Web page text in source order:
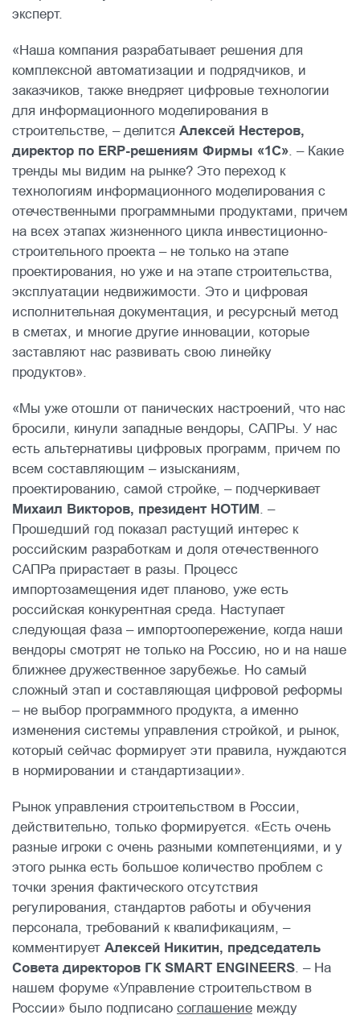
эксперт.
«Наша компания разрабатывает решения для
комплексной автоматизации и подрядчиков, и
заказчиков, также внедряет цифровые технологии
для информационного моделирования в
строительстве, – делится Алексей Нестеров,
директор по ERP-решениям Фирмы «1С» . – Какие
тренды мы видим на рынке? Это переход к
технологиям информационного моделирования с
отечественными программными продуктами, причем
на всех этапах жизненного цикла инвестиционно-
строительного проекта – не только на этапе
проектирования, но уже и на этапе строительства,
эксплуатации недвижимости. Это и цифровая
исполнительная документация, и ресурсный метод
в сметах, и многие другие инновации, которые
заставляют нас развивать свою линейку
продуктов».
«Мы уже отошли от панических настроений, что нас
бросили, кинули западные вендоры, САПРы. У нас
есть альтернативы цифровых программ, причем по
всем составляющим – изысканиям,
проектированию, самой стройке, – подчеркивает
Михаил Викторов, президент НОТИМ . –
Прошедший год показал растущий интерес к
российским разработкам и доля отечественного
САПРа прирастает в разы. Процесс
импортозамещения идет планово, уже есть
российская конкурентная среда. Наступает
следующая фаза – импортоопережение, когда наши
вендоры смотрят не только на Россию, но и на наше
ближнее дружественное зарубежье. Но самый
сложный этап и составляющая цифровой реформы
– не выбор программного продукта, а именно
изменения системы управления стройкой, и рынок,
который сейчас формирует эти правила, нуждаются
в нормировании и стандартизации».
Рынок управления строительством в России,
действительно, только формируется. «Есть очень
разные игроки с очень разными компетенциями, и у
этого рынка есть большое количество проблем с
точки зрения фактического отсутствия
регулирования, стандартов работы и обучения
персонала, требований к квалификациям, –
комментирует Алексей Никитин, председатель
Совета директоров ГК SMART ENGINEERS . – На
нашем форуме «Управление строительством в
России» было подписано соглашение между